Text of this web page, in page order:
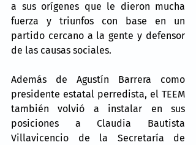
a sus orígenes que le dieron mucha
fuerza y triunfos con base en un
partido cercano a la gente y defensor
de las causas sociales.
Además de Agustín Barrera como
presidente estatal perredista, el TEEM
también volvió a instalar en sus
posiciones a Claudia Bautista
Villavicencio de la Secretaría de